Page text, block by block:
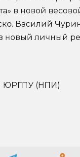
в новой
Василий Чурин
новый личный
ЮРГПУ (НПИ)